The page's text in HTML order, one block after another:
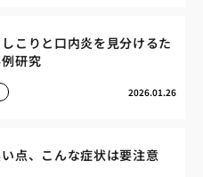
こりと口内炎を見分けるた
研究
2026.01.26
点、こんな症状は要注意